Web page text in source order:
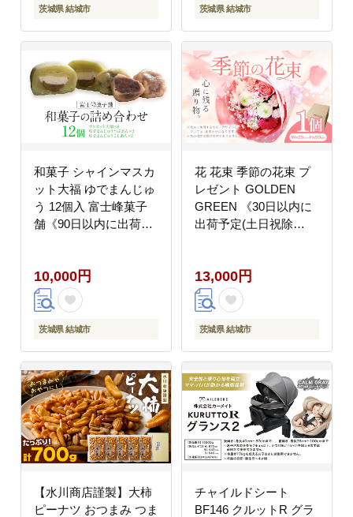
(沖縄・離島)---
茨城県 結城市
(沖縄・離島)---
茨城県 結城市
和菓子 シャインマスカ
ット大福 ゆでまんじゅ
う 12個入 富士峰菓子
舗《90日以内に出荷予
香り ジューシー 手土産
お饅頭 もちもち【配送
不可地域あり】---
yuki_fjk_2_12p---
10,000円
茨城県 結城市
花 花束 季節の花束 プ
レゼント GOLDEN
GREEN 《30日以内に
出荷予定(土日祝除
あり】---yuki_gg_1_1s-
--
13,000円
茨城県 結城市
【水川商店謹製】大柿
ピーナツ おつまみ つま
チャイルドシート
BF146 クルットR グラ